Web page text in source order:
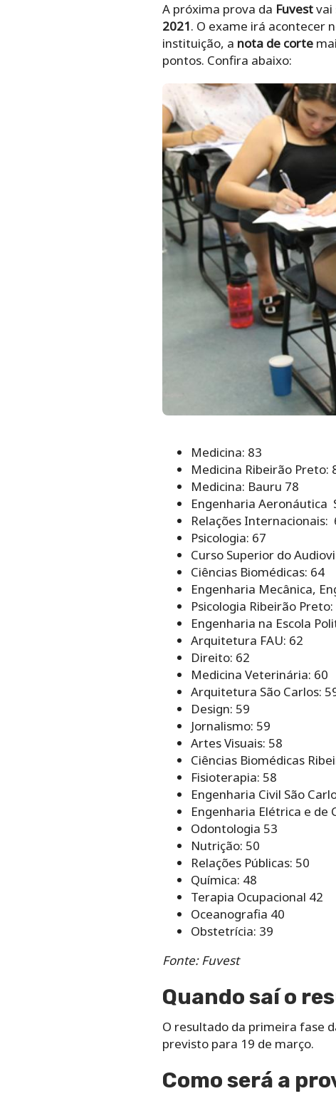
A próxima prova da Fuvestvai
2021. O exame irá acontecer
instituição, a nota de corte
pontos. Confira abaixo:
Medicina: 83
Medicina Ribeirão Preto:
Medicina: Bauru 78
Engenharia Aeronáutica
Relações Internacionais:
Psicologia: 67
Curso Superior do
Ciências Biomédicas: 64
Engenharia Mecânica,
Psicologia Ribeirão Preto:
Engenharia na Escola
Arquitetura FAU: 62
Direito: 62
Medicina Veterinária: 60
Arquitetura São Carlos:
Design: 59
Jornalismo: 59
Artes Visuais: 58
Ciências Biomédicas
Fisioterapia: 58
Engenharia Civil São
Engenharia Elétrica e de
Odontologia 53
Nutrição: 50
Relações Públicas: 50
Química: 48
Terapia Ocupacional 42
Oceanografia 40
Obstetrícia: 39
Fonte: Fuvest
Quando saí o
O resultado da primeira fase
previsto para 19 de março.
Como será a